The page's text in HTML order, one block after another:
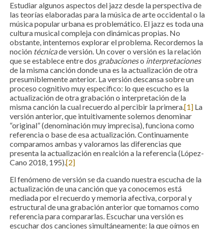
Estudiar algunos aspectos del jazz desde la perspectiva de
las teorías elaboradas para la música de arte occidental o la
música popular urbana es problemático. El jazz es toda una
cultura musical compleja con dinámicas propias. No
obstante, intentemos explorar el problema. Recordemos la
noción técnicade versión. Un cover o versión es la relación
que se establece entre dos grabacioneso interpretaciones
de la misma canción donde una es la actualización de otra
presumiblemente anterior. La versión descansa sobre un
proceso cognitivo muy específico: lo que escucho es la
actualización de otra grabación o interpretación de la
misma canción la cual recuerdo al percibir la primera.[1] La
versión anterior, que intuitivamente solemos denominar
“original” (denominación muy imprecisa), funciona como
referencia o base de esa actualización. Continuamente
comparamos ambas y valoramos las diferencias que
presenta la actualización en realción a la referencia (López-
Cano 2018, 195).[2]
El fenómeno de versión se da cuando nuestra escucha de la
actualización de una canción que ya conocemos está
mediada por el recuerdo y memoria afectiva, corporal y
estructural de una grabación anterior que tomamos como
referencia para compararlas. Escuchar una versión es
escuchar dos canciones simultáneamente: la que oímos en